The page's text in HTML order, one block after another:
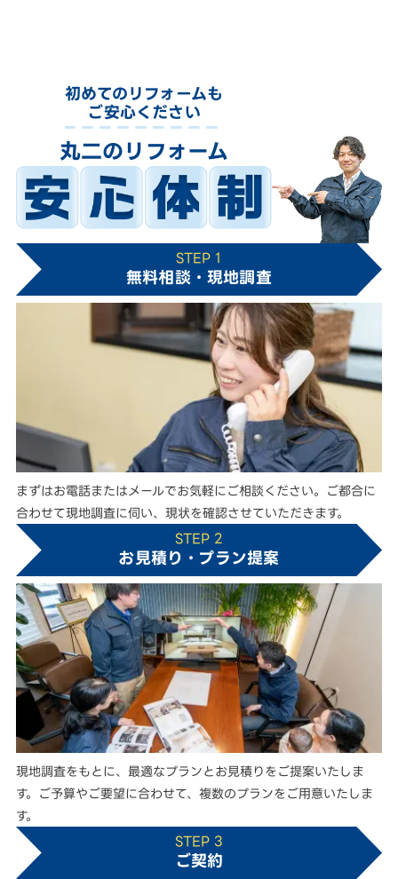
初めてのリフォームも
ご安心ください
丸二のリフォーム
STEP 1
無料相談・現地調査
まずはお電話またはメールでお気軽にご相談ください。ご都合に
合わせて現地調査に伺い、現状を確認させていただきます。
STEP 2
お見積り・プラン提案
現地調査をもとに、最適なプランとお見積りをご提案いたしま
す。ご予算やご要望に合わせて、複数のプランをご用意いたしま
す。
STEP 3
ご契約